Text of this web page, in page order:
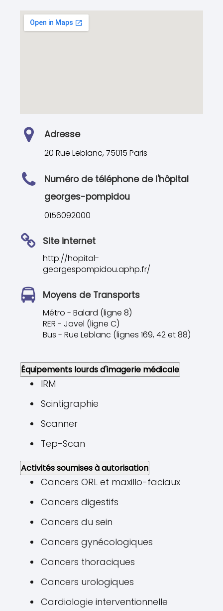
Adresse
20 Rue Leblanc, 75015 Paris
Numéro de téléphone de l'hôpital
georges-pompidou
0156092000
Site internet
http://hopital-
georgespompidou.aphp.fr/
Moyens de Transports
Métro - Balard (ligne 8)
RER - Javel (ligne C)
Bus - Rue Leblanc (lignes 169, 42 et 88)
Équipements lourds d'imagerie médicale
IRM
Scintigraphie
Scanner
Tep-Scan
Activités soumises à autorisation
Cancers ORL et maxillo-faciaux
Cancers digestifs
Cancers du sein
Cancers gynécologiques
Cancers thoraciques
Cancers urologiques
Cardiologie interventionnelle